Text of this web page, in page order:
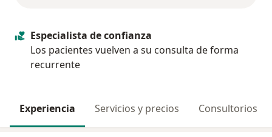
Especialista de confianza
Los pacientes vuelven a su consulta de forma
recurrente
Experiencia Servicios y precios Consultorios